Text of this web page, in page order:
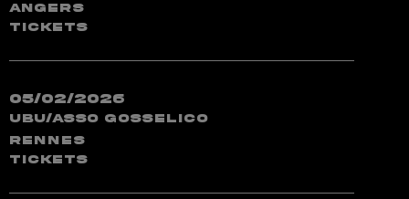
Angers
TICKETS
05/02/2026
Ubu/Asso Gosselico
Rennes
TICKETS